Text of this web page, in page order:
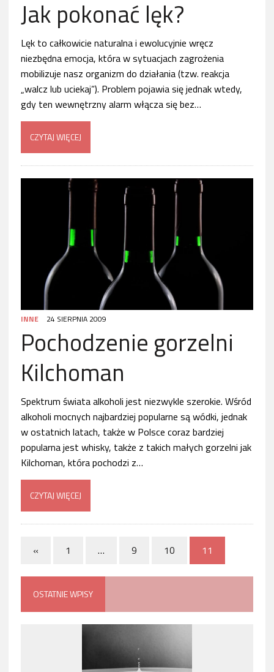
Jak pokonać lęk?
Lęk to całkowicie naturalna i ewolucyjnie wręcz
niezbędna emocja, która w sytuacjach zagrożenia
mobilizuje nasz organizm do działania (tzw. reakcja
„walcz lub uciekaj”). Problem pojawia się jednak wtedy,
gdy ten wewnętrzny alarm włącza się bez…
CZYTAJ WIĘCEJ
INNE 24 SIERPNIA 2009
Pochodzenie gorzelni
Kilchoman
Spektrum świata alkoholi jest niezwykle szerokie. Wśród
alkoholi mocnych najbardziej popularne są wódki, jednak
w ostatnich latach, także w Polsce coraz bardziej
popularna jest whisky, także z takich małych gorzelni jak
Kilchoman, która pochodzi z…
CZYTAJ WIĘCEJ
« 1 … 9 10 11
OSTATNIE WPISY